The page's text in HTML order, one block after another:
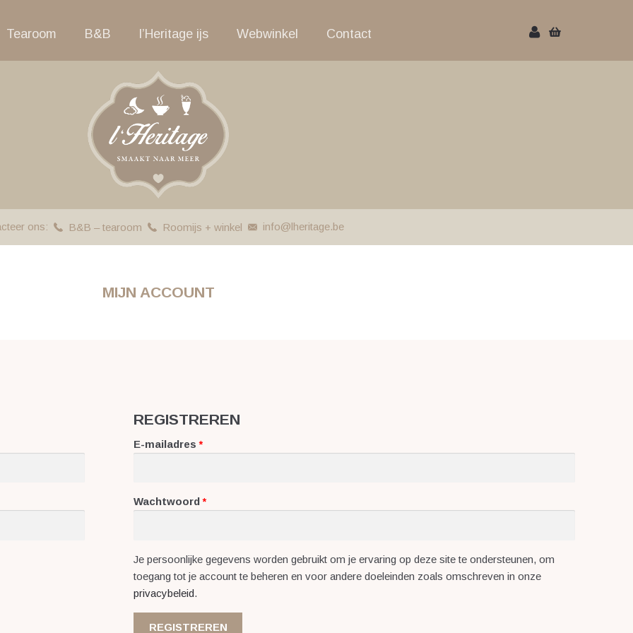
Tearoom B&B l’Heritage ijs Webwinkel Contact
ons: B&B – tearoom Roomijs + winkel info@lheritage.be
MIJN ACCOUNT
REGISTREREN
E-mailadres*
Wachtwoord*
Je persoonlijke gegevens worden gebruikt om je ervaring op deze site te ondersteunen, om
toegang tot je account te beheren en voor andere doeleinden zoals omschreven in onze
privacybeleid.
REGISTREREN